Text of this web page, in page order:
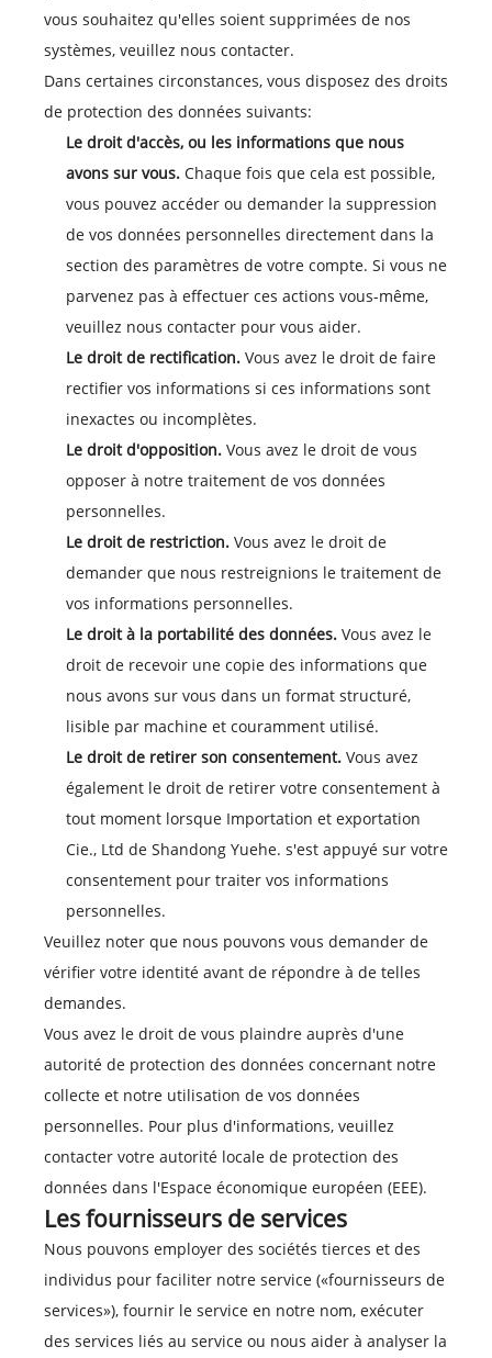
vous souhaitez qu'elles soient supprimées de nos
systèmes, veuillez nous contacter.
Dans certaines circonstances, vous disposez des droits
de protection des données suivants:
Le droit d'accès, ou les informations que nous
avons sur vous. Chaque fois que cela est possible,
vous pouvez accéder ou demander la suppression
de vos données personnelles directement dans la
section des paramètres de votre compte. Si vous ne
parvenez pas à effectuer ces actions vous-même,
veuillez nous contacter pour vous aider.
Le droit de rectification. Vous avez le droit de faire
rectifier vos informations si ces informations sont
inexactes ou incomplètes.
Le droit d'opposition. Vous avez le droit de vous
opposer à notre traitement de vos données
personnelles.
Le droit de restriction. Vous avez le droit de
demander que nous restreignions le traitement de
vos informations personnelles.
Le droit à la portabilité des données. Vous avez le
droit de recevoir une copie des informations que
nous avons sur vous dans un format structuré,
lisible par machine et couramment utilisé.
Le droit de retirer son consentement. Vous avez
également le droit de retirer votre consentement à
tout moment lorsque Importation et exportation
Cie., Ltd de Shandong Yuehe. s'est appuyé sur votre
consentement pour traiter vos informations
personnelles.
Veuillez noter que nous pouvons vous demander de
vérifier votre identité avant de répondre à de telles
demandes.
Vous avez le droit de vous plaindre auprès d'une
autorité de protection des données concernant notre
collecte et notre utilisation de vos données
personnelles. Pour plus d'informations, veuillez
contacter votre autorité locale de protection des
données dans l'Espace économique européen (EEE).
Les fournisseurs de services
Nous pouvons employer des sociétés tierces et des
individus pour faciliter notre service («fournisseurs de
services»), fournir le service en notre nom, exécuter
des services liés au service ou nous aider à analyser la